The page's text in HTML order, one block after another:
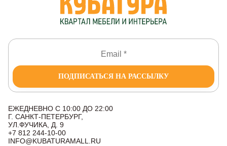
ПОДПИСАТЬСЯ НА РАССЫЛКУ
ЕЖЕДНЕВНО С 10:00 ДО 22:00
Г. САНКТ-ПЕТЕРБУРГ,
УЛ.ФУЧИКА, Д. 9
+7 812 244-10-00
INFO@KUBATURAMALL.RU